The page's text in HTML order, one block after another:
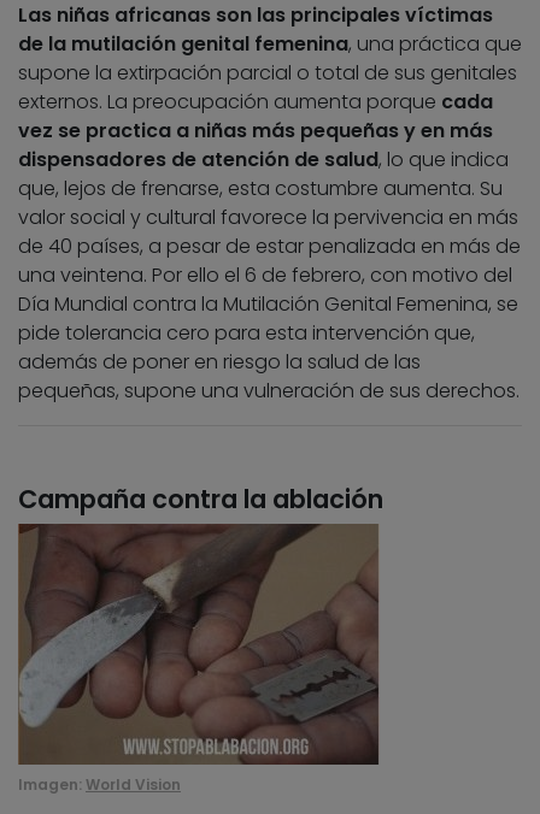
Las niñas africanas son las principales víctimas
de la mutilación genital femenina, una práctica que
supone la extirpación parcial o total de sus genitales
externos. La preocupación aumenta porque cada
vez se practica a niñas más pequeñas y en más
dispensadores de atención de salud, lo que indica
que, lejos de frenarse, esta costumbre aumenta. Su
valor social y cultural favorece la pervivencia en más
de 40 países, a pesar de estar penalizada en más de
una veintena. Por ello el 6 de febrero, con motivo del
Día Mundial contra la Mutilación Genital Femenina, se
pide tolerancia cero para esta intervención que,
además de poner en riesgo la salud de las
pequeñas, supone una vulneración de sus derechos.
Campaña contra la ablación
Imagen: World Vision